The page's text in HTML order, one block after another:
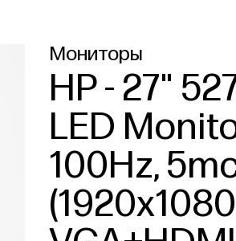
Мониторы
HP - 27"
LED
100Hz,